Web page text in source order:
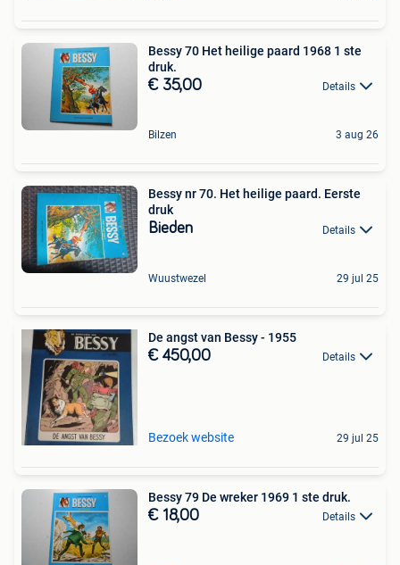
Bessy 70 Het heilige paard 1968 1 ste
druk.
€ 35,00 Details
Bilzen 3 aug 26
Bessy nr 70. Het heilige paard. Eerste
druk
Bieden Details
Wuustwezel 29 jul 25
De angst van Bessy - 1955
€ 450,00 Details
Bezoek website 29 jul 25
Bessy 79 De wreker 1969 1 ste druk.
€ 18,00 Details